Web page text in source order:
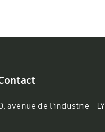
avenue de l'industrie -